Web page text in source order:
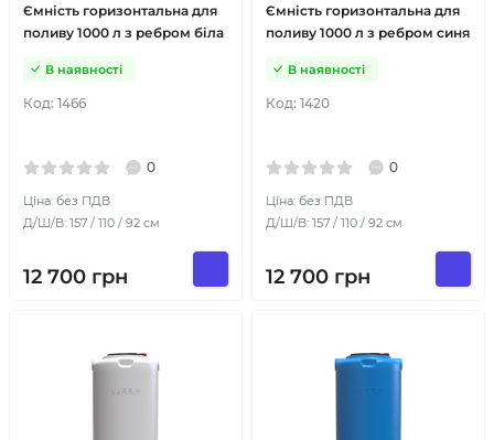
Ємність горизонтальна для
поливу 1000 л з ребром біла
Код: 1466
В наявності
0
Ціна: без ПДВ
Д/Ш/В: 157 / 110 / 92 см
12 700 грн
Ємність горизонтальна для
поливу 1000 л з ребром синя
Код: 1420
В наявності
0
Ціна: без ПДВ
Д/Ш/В: 157 / 110 / 92 см
12 700 грн